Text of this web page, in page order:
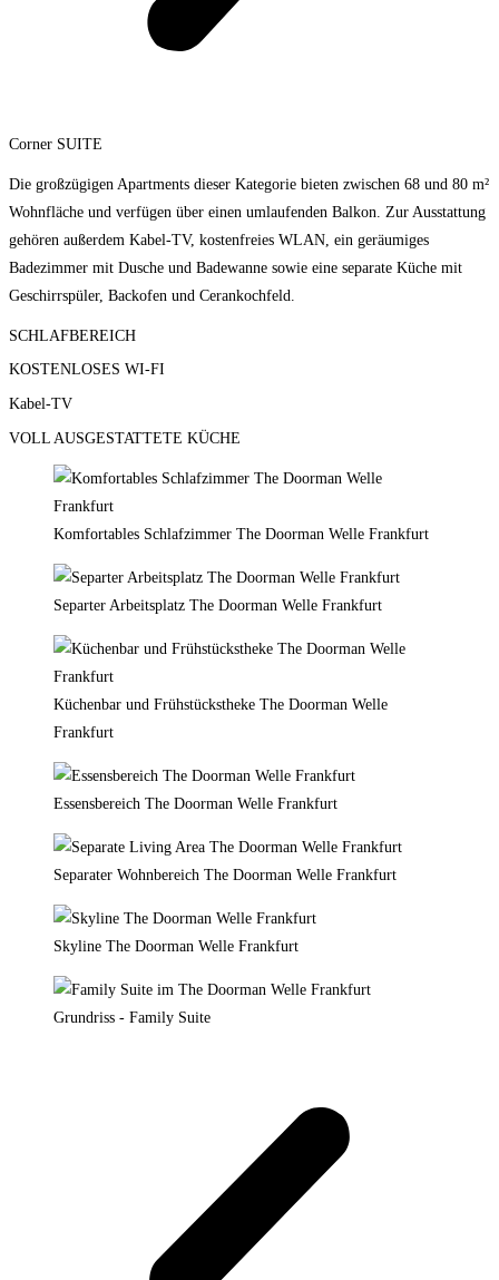
Corner SUITE
Die großzügigen Apartments dieser Kategorie bieten zwischen 68 und 80 m²
Wohnfläche und verfügen über einen umlaufenden Balkon. Zur Ausstattung
gehören außerdem Kabel-TV, kostenfreies WLAN, ein geräumiges
Badezimmer mit Dusche und Badewanne sowie eine separate Küche mit
Geschirrspüler, Backofen und Cerankochfeld.
SCHLAFBEREICH
KOSTENLOSES WI-FI
Kabel-TV
VOLL AUSGESTATTETE KÜCHE
Komfortables Schlafzimmer The Doorman Welle Frankfurt
Separter Arbeitsplatz The Doorman Welle Frankfurt
Küchenbar und Frühstückstheke The Doorman Welle
Frankfurt
Essensbereich The Doorman Welle Frankfurt
Separater Wohnbereich The Doorman Welle Frankfurt
Skyline The Doorman Welle Frankfurt
Grundriss - Family Suite